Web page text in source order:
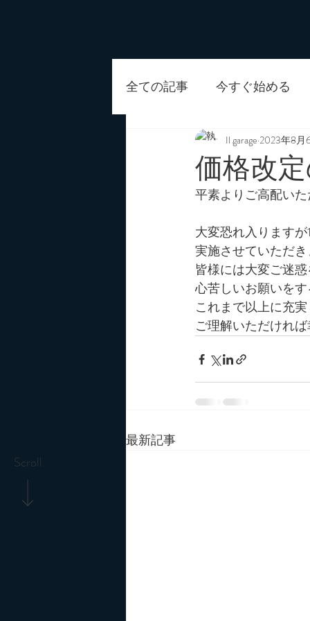
Scroll
全ての記事 今すぐ始める
価格改
Il garage 2023年8月
平素よりご高配い
大変恐れ入ります
実施させていただ
皆様には大変ご迷
心苦しいお願いを
これまで以上に充
ご理解いただけれ
最新記事